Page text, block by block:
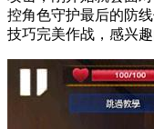
控角色守护最后的防
技巧完美作战，感兴